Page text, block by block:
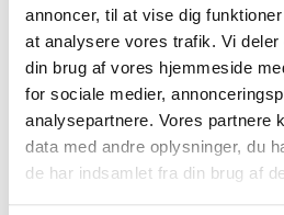
annoncer, til at vise dig
at analysere vores trafik. Vi
din brug af vores hjemmeside
for sociale medier,
analysepartnere. Vores partnere
data med andre oplysninger, du
de har indsamlet fra din brug af
by Brorson ApS
by Brorson® Salt- &
CrushGrind® på Bakke